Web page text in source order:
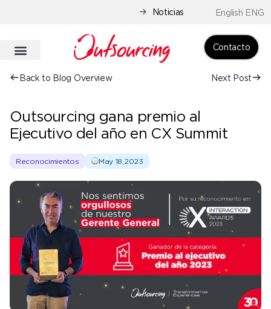
Noticias English ENG
Contacto
Back to Blog Overview Next Post
Outsourcing gana premio al
Ejecutivo del año en CX Summit
Reconocimientos May 18,2023